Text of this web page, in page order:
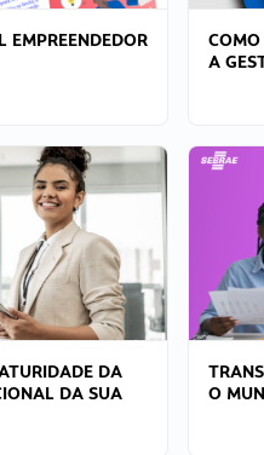
EMPREENDEDOR
COMO
A
DA
DA SUA
O